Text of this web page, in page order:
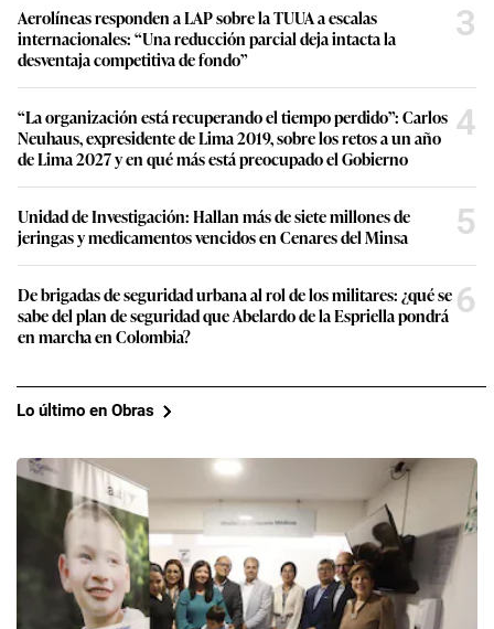
Aerolíneas responden a LAP sobre la TUUA a escalas
internacionales: “Una reducción parcial deja intacta la
desventaja competitiva de fondo”
3
“La organización está recuperando el tiempo perdido”: Carlos
Neuhaus, expresidente de Lima 2019, sobre los retos a un año
de Lima 2027 y en qué más está preocupado el Gobierno
4
Unidad de Investigación: Hallan más de siete millones de
jeringas y medicamentos vencidos en Cenares del Minsa
5
De brigadas de seguridad urbana al rol de los militares: ¿qué se
sabe del plan de seguridad que Abelardo de la Espriella pondrá
en marcha en Colombia?
6
Lo último en Obras